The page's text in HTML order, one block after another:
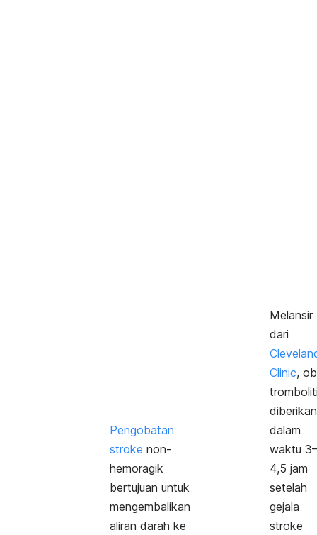
Pengobatan
stroke non-
hemoragik
bertujuan untuk
mengembalikan
aliran darah ke
Melansir
dari
Clinic,
diberikan
dalam
waktu
4,5 jam
setelah
gejala
stroke